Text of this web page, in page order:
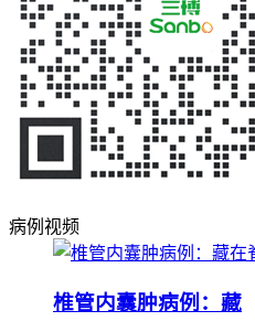
病例视频
椎管内囊肿病例：藏